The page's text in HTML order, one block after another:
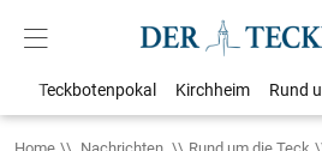
Teckbotenpokal Kirchheim Rund